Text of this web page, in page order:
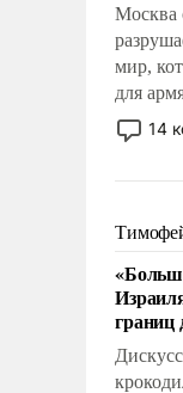
Москва
мир,
для
Мир,
должны
за счет
свои
14
границ